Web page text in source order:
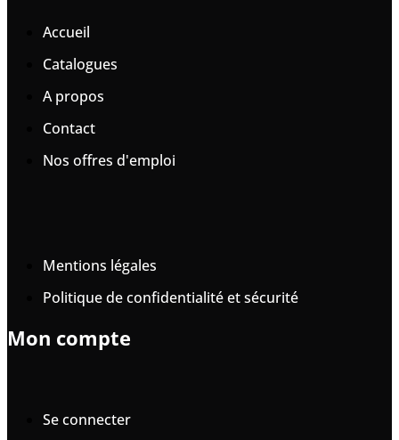
Accueil
Catalogues
A propos
Contact
Nos offres d'emploi
Mentions légales
Politique de confidentialité et sécurité
Mon compte
Se connecter